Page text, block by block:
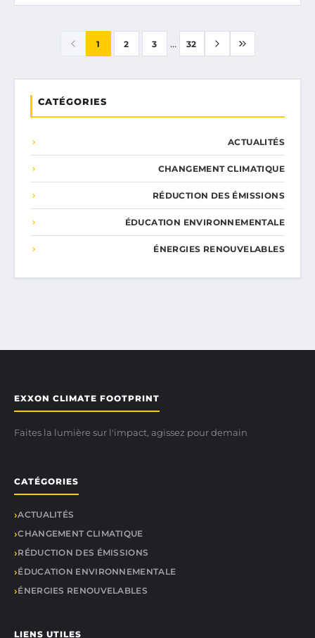
1 2 3 ... 32
CATÉGORIES
ACTUALITÉS
CHANGEMENT CLIMATIQUE
RÉDUCTION DES ÉMISSIONS
ÉDUCATION ENVIRONNEMENTALE
ÉNERGIES RENOUVELABLES
EXXON CLIMATE FOOTPRINT
Faites la lumière sur l'impact, agissez pour demain
CATÉGORIES
ACTUALITÉS
CHANGEMENT CLIMATIQUE
RÉDUCTION DES ÉMISSIONS
ÉDUCATION ENVIRONNEMENTALE
ÉNERGIES RENOUVELABLES
LIENS UTILES